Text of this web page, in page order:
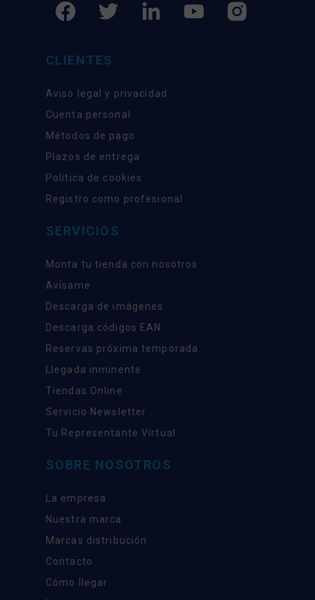
CLIENTES
Aviso legal y privacidad
Cuenta personal
Métodos de pago
Plazos de entrega
Política de cookies
Registro como profesional
SERVICIOS
Monta tu tienda con nosotros
Avísame
Descarga de imágenes
Descarga códigos EAN
Reservas próxima temporada
Llegada inminente
Tiendas Online
Servicio Newsletter
Tu Representante Virtual
SOBRE NOSOTROS
La empresa
Nuestra marca
Marcas distribución
Contacto
Cómo llegar